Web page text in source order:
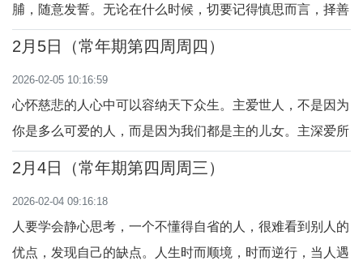
脯，随意发誓。无论在什么时候，切要记得慎思而言，择善
而行。若翰为了真理，不畏权势，伸张正义，我们要依偎在
为真理作见证。“耶稣的名声传扬出去，黑落德王也听到
了。”（谷6：14-29）
2月5日（常年期第四周周四）
2026-02-05 10:16:59
心怀慈悲的人心中可以容纳天下众生。主爱世人，不是因为
你是多么可爱的人，而是因为我们都是主的儿女。主深爱所
有的人，心里装着每一个追随主的人，派遣并协助门徒们出
爱。“你们无论在哪里，进了一家，就住在那里，直到从那
里离去。”（谷6：7-13）
2月4日（常年期第四周周三）
2026-02-04 09:16:18
人要学会静心思考，一个不懂得自省的人，很难看到别人的
优点，发现自己的缺点。人生时而顺境，时而逆行，当人遇